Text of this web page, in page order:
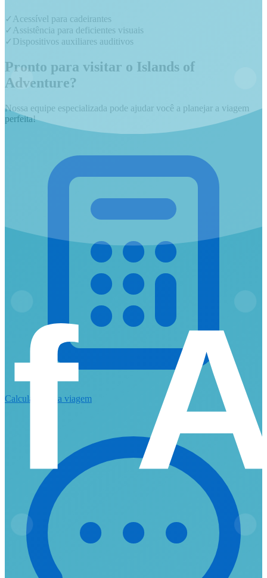
✓ Acessível para cadeirantes
✓ Assistência para deficientes visuais
✓ Dispositivos auxiliares auditivos
Pronto para visitar o Islands of
Adventure?
Nossa equipe especializada pode ajudar você a planejar a viagem
perfeita!
Calcular minha viagem